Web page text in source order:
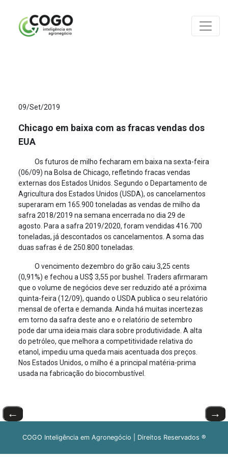
09/Set/2019
Chicago em baixa com as fracas vendas dos
EUA
Os futuros de milho fecharam em baixa na sexta-feira
(06/09) na Bolsa de Chicago, refletindo fracas vendas
externas dos Estados Unidos. Segundo o Departamento de
Agricultura dos Estados Unidos (USDA), os cancelamentos
superaram em 165.900 toneladas as vendas de milho da
safra 2018/2019 na semana encerrada no dia 29 de
agosto. Para a safra 2019/2020, foram vendidas 416.700
toneladas, já descontados os cancelamentos. A soma das
duas safras é de 250.800 toneladas.
O vencimento dezembro do grão caiu 3,25 cents
(0,91%) e fechou a US$ 3,55 por bushel. Traders afirmaram
que o volume de negócios deve ser reduzido até a próxima
quinta-feira (12/09), quando o USDA publica o seu relatório
mensal de oferta e demanda. Ainda há muitas incertezas
em torno da safra deste ano e o relatório de setembro
pode dar uma ideia mais clara sobre produtividade. A alta
do petróleo, que melhora a competitividade relativa do
etanol, impediu uma queda mais acentuada dos preços.
Nos Estados Unidos, o milho é a principal matéria-prima
usada na fabricação do biocombustível.
← →
COGO Inteligência em Agronegócio | Direitos Reservados ®